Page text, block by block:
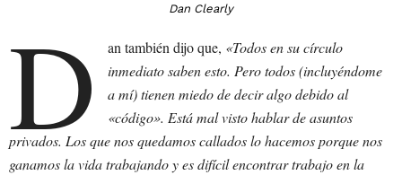
Dan Clearly
D an también dijo que, «Todos en su círculo
inmediato saben esto. Pero todos (incluyéndome
a mí) tienen miedo de decir algo debido al
«código». Está mal visto hablar de asuntos
privados. Los que nos quedamos callados lo hacemos porque nos
ganamos la vida trabajando y es difícil encontrar trabajo en la